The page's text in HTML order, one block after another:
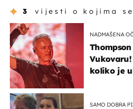
3 vijesti o kojima
NADMAŠENA
koliko je
SAMO DOBRA